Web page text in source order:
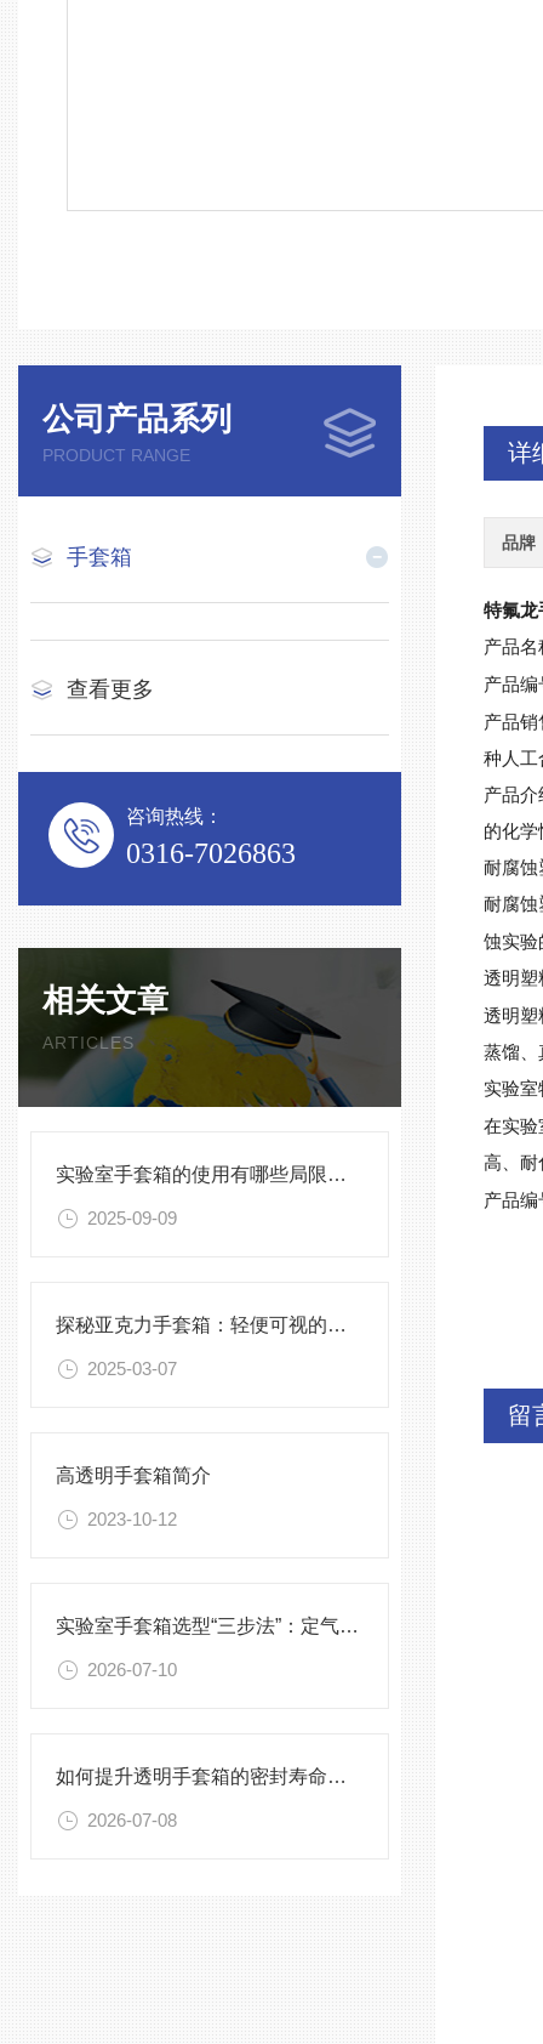
公司产品系列
PRODUCT RANGE
手套箱
查看更多
咨询热线：
0316-7026863
相关文章
ARTICLES
实验室手套箱的使用有哪些局限性？
2025-09-09
探秘亚克力手套箱：轻便可视的实验好帮手
2025-03-07
高透明手套箱简介
2023-10-12
实验室手套箱选型“三步法”：定气氛、定压差、定配件
2026-07-10
如何提升透明手套箱的密封寿命？密封圈选型与保养须知
2026-07-08
详
品牌
特氟龙
产品
产品编
产品
种人工
产品
的化
耐腐蚀
耐腐蚀
蚀实验
透明塑
透明塑
蒸馏、
实验
在实验
高、耐
产品编
留